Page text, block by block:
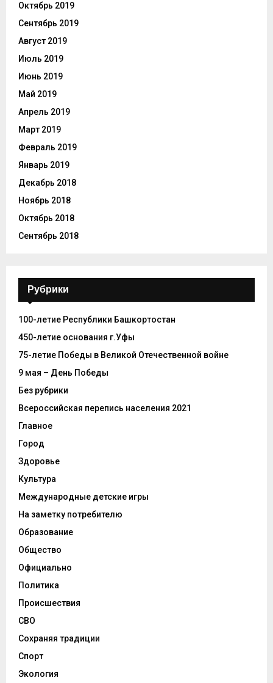
Октябрь 2019
Сентябрь 2019
Август 2019
Июль 2019
Июнь 2019
Май 2019
Апрель 2019
Март 2019
Февраль 2019
Январь 2019
Декабрь 2018
Ноябрь 2018
Октябрь 2018
Сентябрь 2018
Рубрики
100-летие Республики Башкортостан
450-летие основания г.Уфы
75-летие Победы в Великой Отечественной войне
9 мая – День Победы
Без рубрики
Всероссийская перепись населения 2021
Главное
Город
Здоровье
Культура
Международные детские игры
На заметку потребителю
Образование
Общество
Официально
Политика
Происшествия
СВО
Сохраняя традиции
Спорт
Экология